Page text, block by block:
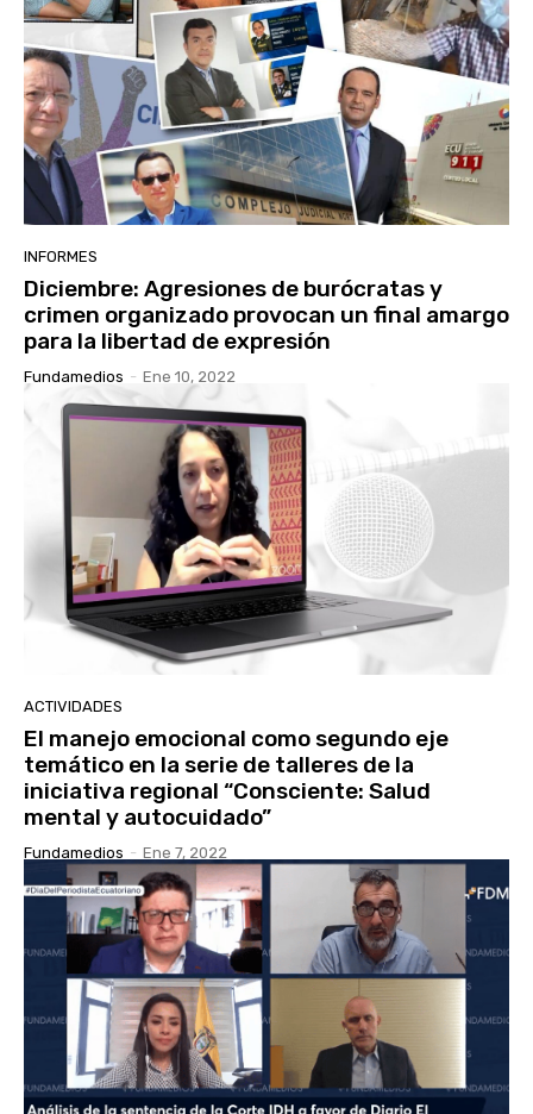
INFORMES
Diciembre: Agresiones de burócratas y
crimen organizado provocan un final amargo
para la libertad de expresión
Fundamedios - Ene 10, 2022
ACTIVIDADES
El manejo emocional como segundo eje
temático en la serie de talleres de la
iniciativa regional “Consciente: Salud
mental y autocuidado”
Fundamedios - Ene 7, 2022